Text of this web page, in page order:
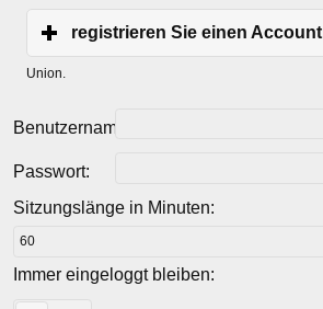
registrieren Sie einen Account
Union.
Benutzername:
Passwort:
Sitzungslänge in Minuten:
Immer eingeloggt bleiben: